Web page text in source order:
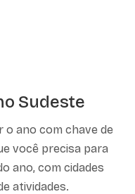
Sudeste
ano com chave de
você precisa para
ano, com cidades
atividades.